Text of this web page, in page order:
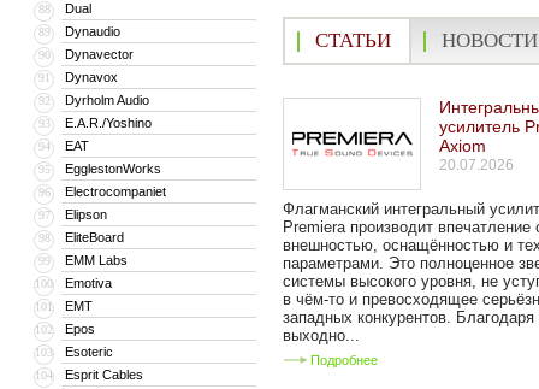
88 Dual
89 Dynaudio
90 Dynavector
91 Dynavox
92 Dyrholm Audio
93 E.A.R./Yoshino
94 EAT
95 EgglestonWorks
96 Electrocompaniet
97 Elipson
98 EliteBoard
99 EMM Labs
100 Emotiva
101 EMT
102 Epos
103 Esoteric
104 Esprit Cables
СТАТЬИ НОВОСТИ
усилитель
Axiom
20.07.2026
Флагманский интегральный
Premiera производит впечатление
внешностью, оснащённостью и
параметрами. Это полноценное
системы высокого уровня, не
в чём-то и превосходящее
западных конкурентов.
выходно...
Подробнее